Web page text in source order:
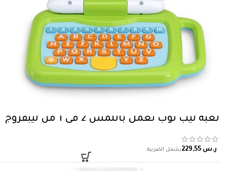
لعبة ليب توب تعمل باللمس 2 في 1 من ليبفروج
ر.س